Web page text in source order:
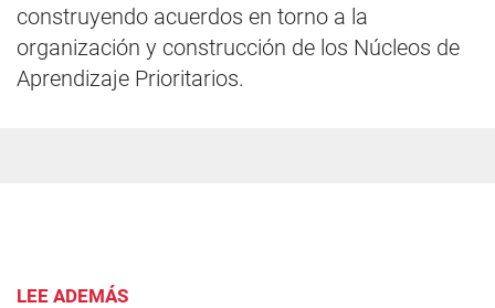
construyendo acuerdos en torno a la
organización y construcción de los Núcleos de
Aprendizaje Prioritarios.
LEE ADEMÁS